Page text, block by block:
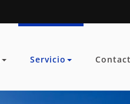
Servicio